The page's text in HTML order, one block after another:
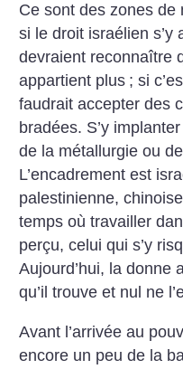
Ce sont des zones de
si le droit israélien s’y
devraient reconnaître
appartient plus ; si
faudrait accepter des
bradées. S’y
de la métallurgie ou
L’encadrement est
palestinienne,
temps où travailler
perçu, celui qui s’y
Aujourd’hui, la donne
qu’il trouve et nul ne
Avant l’arrivée au
encore un peu de la